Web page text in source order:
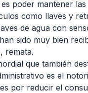
poder mantener las
como llaves y
de agua con
sido muy bien
remata.
que también
es el
por reducir el